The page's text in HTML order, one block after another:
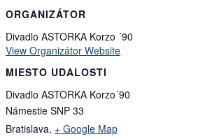
ORGANIZÁTOR
Divadlo ASTORKA Korzo ´90
View Organizátor Website
MIESTO UDALOSTI
Divadlo ASTORKA Korzo´90
Námestie SNP 33
Bratislava, + Google Map